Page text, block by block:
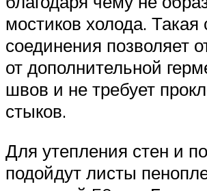
мостиков холода. Такая
соединения позволяет
от дополнительной
швов и не требует
стыков.
Для утепления стен и
подойдут листы